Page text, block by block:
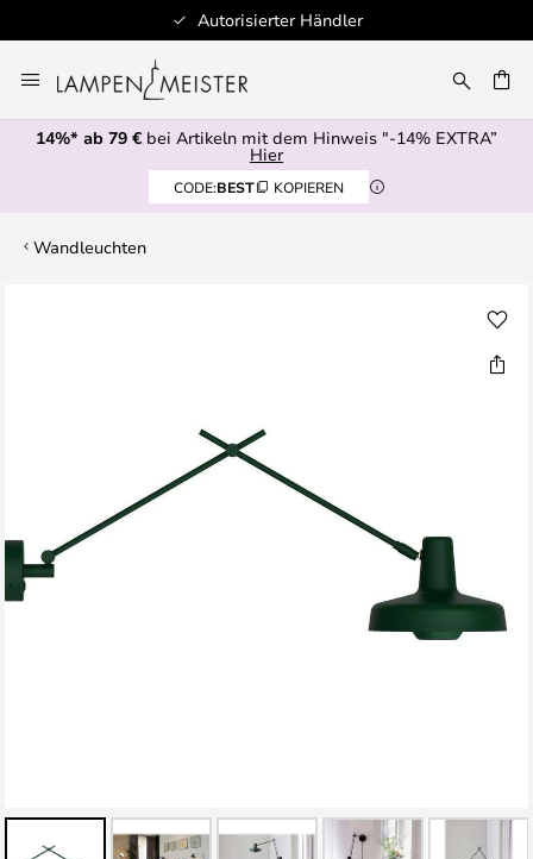
Autorisierter Händler
Inhalt
springen
14%* ab 79 € bei Artikeln mit dem Hinweis "-14% EXTRA”
Hier
CODE:BEST KOPIEREN
Wandleuchten